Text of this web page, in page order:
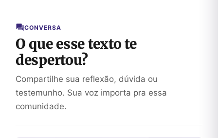
CONVERSA
O que esse texto te
despertou?
Compartilhe sua reflexão, dúvida ou
testemunho. Sua voz importa pra essa
comunidade.